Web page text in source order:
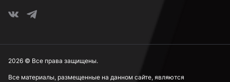
Все материалы, размещенные на данном сайте, являются
2026 © Все права защищены.